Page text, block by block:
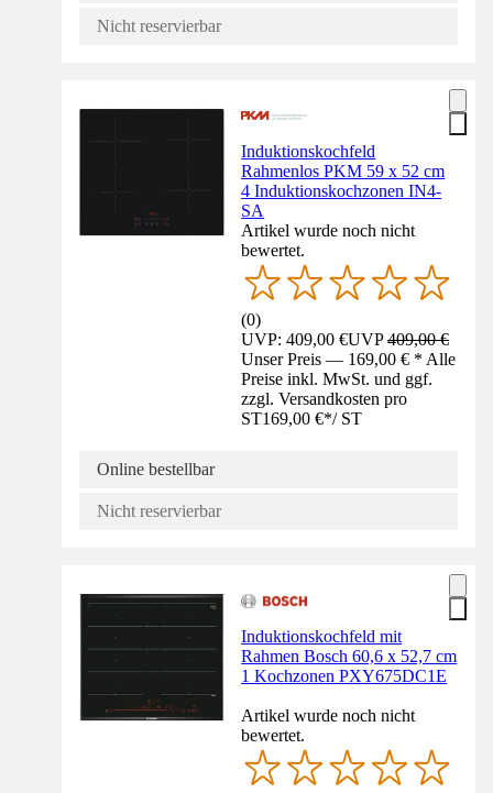
Nicht reservierbar
Induktionskochfeld
Rahmenlos PKM 59 x 52 cm
4 Induktionskochzonen IN4-
SA
Artikel wurde noch nicht
bewertet.
(0)
UVP: 409,00 €UVP409,00 €
Unser Preis — 169,00 € * Alle
Preise inkl. MwSt. und ggf.
zzgl. Versandkosten pro
ST169,00 €*/ ST
Online bestellbar
Nicht reservierbar
Induktionskochfeld mit
Rahmen Bosch 60,6 x 52,7 cm
1 Kochzonen PXY675DC1E
Artikel wurde noch nicht
bewertet.